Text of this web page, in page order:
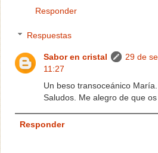
Responder
Respuestas
Sabor en cristal
29 de
11:27
Un beso transoceánico María.
Saludos. Me alegro de que
Responder